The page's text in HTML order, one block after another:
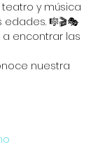
teatro y música
🎼🎬🎭
a encontrar las
nuestra